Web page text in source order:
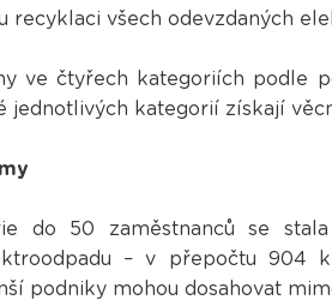
recyklaci všech odevzdaných
ve čtyřech kategoriích podle
jednotlivých kategorií získají
do 50 zaměstnanců se
– v přepočtu 904
podniky mohou dosahovat